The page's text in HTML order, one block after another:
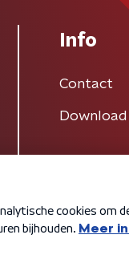
Info
Contact